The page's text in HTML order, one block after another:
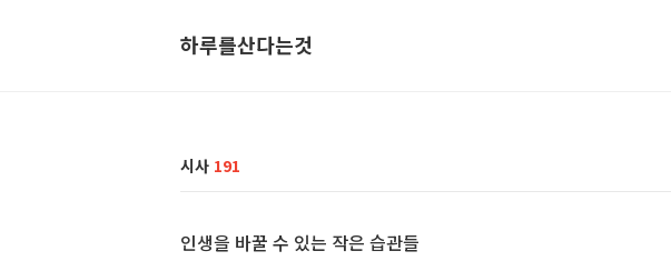
하루를산다는것
시사 191
인생을 바꿀 수 있는 작은 습관들